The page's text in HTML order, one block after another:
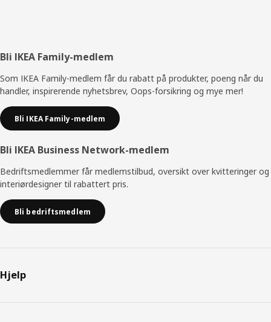
Bunntekst
Bli IKEA Family-medlem
Som IKEA Family-medlem får du rabatt på produkter, poeng når du
handler, inspirerende nyhetsbrev, Oops-forsikring og mye mer!
Bli IKEA Family-medlem
Bli IKEA Business Network-medlem
Bedriftsmedlemmer får medlemstilbud, oversikt over kvitteringer og
interiørdesigner til rabattert pris.
Bli bedriftsmedlem
Hjelp